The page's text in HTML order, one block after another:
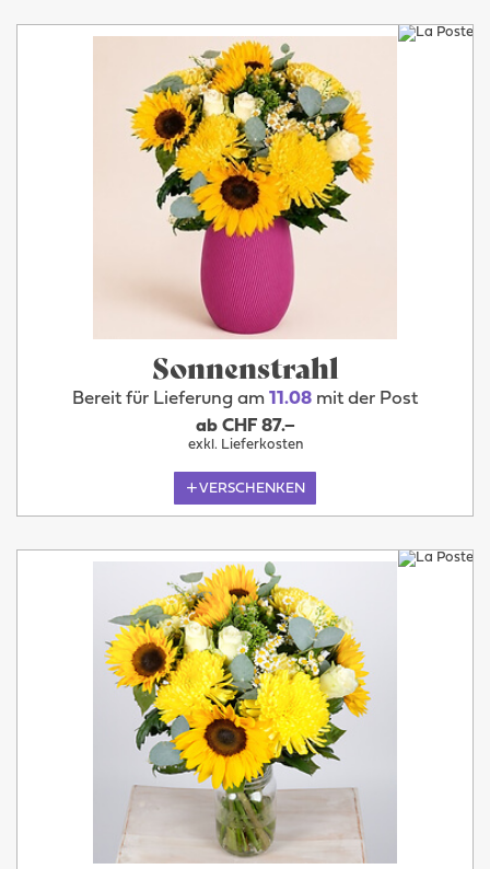
Sonnenstrahl
Bereit für Lieferung am 11.08 mit der Post
ab CHF 87.–
exkl. Lieferkosten
VERSCHENKEN